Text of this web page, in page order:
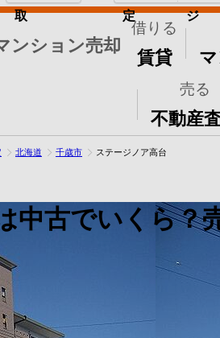
ンション売却
借りる
賃貸
売る
不動産
取 定 ジ
北海道 千歳市 ステージノア高台
中古でいくら？